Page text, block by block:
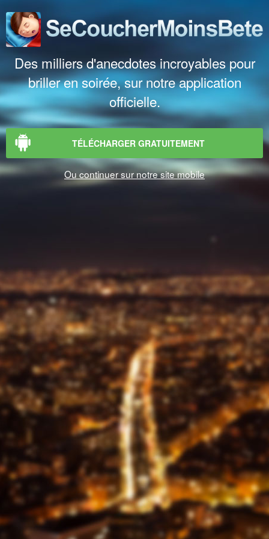
Des milliers d'anecdotes incroyables pour
briller en soirée, sur notre application
officielle.
TÉLÉCHARGER GRATUITEMENT
Ou continuer sur notre site mobile